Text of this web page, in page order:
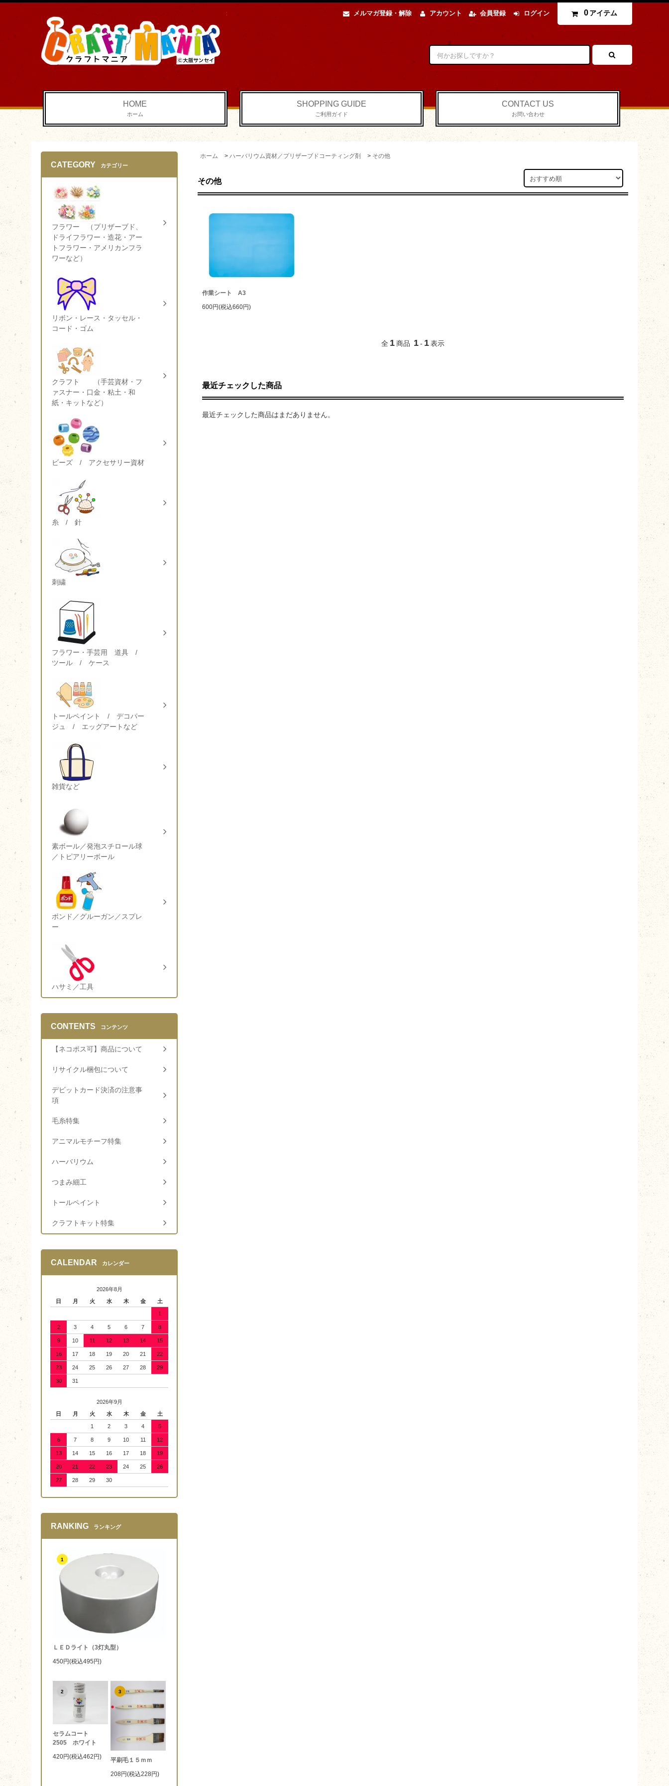
メルマガ登録・解除 アカウント 会員登録 ログイン 0 アイテム
HOME
ホーム
SHOPPING GUIDE
ご利用ガイド
CONTACT US
お問い合わせ
ホーム > ハーバリウム資材／プリザーブドコーティング剤 > その他
その他
作業シート A3
600円(税込660円)
全 1商品 1- 1表示
最近チェックした商品
最近チェックした商品はまだありません。
CATEGORY カテゴリー
フラワー （プリザーブド、
ドライフラワー・造花・アー
トフラワー・アメリカンフラ
ワーなど）
リボン・レース・タッセル・
コード・ゴム
クラフト （手芸資材・フ
ァスナー・口金・粘土・和
紙・キットなど）
ビーズ / アクセサリー資材
糸 / 針
刺繍
フラワー・手芸用 道具 /
ツール / ケース
トールペイント / デコパー
ジュ / エッグアートなど
雑貨など
素ボール／発泡スチロール球
／トピアリーボール
ボンド／グルーガン／スプレ
ー
ハサミ／工具
CONTENTS コンテンツ
【ネコポス可】商品について
リサイクル梱包について
デビットカード決済の注意事
項
毛糸特集
アニマルモチーフ特集
ハーバリウム
つまみ細工
トールペイント
クラフトキット特集
CALENDAR カレンダー
2026年8月
日
月 火 水 木 金 土
1
2 3 4 5 6 7 8
9 10 11 12 13 14 15
16 17 18 19 20 21 22
23 24 25 26 27 28 29
30 31
2026年9月
日
月 火 水 木 金 土
1 2 3 4 5
6 7 8 9 10 11 12
13 14 15 16 17 18 19
20 21 22 23 24 25 26
27 28 29 30
RANKING ランキング
1
ＬＥＤライト（3灯丸型）
450円(税込495円)
2
セラムコート
2505 ホワイト
420円(税込462円)
3
平刷毛１５ｍｍ
208円(税込228円)